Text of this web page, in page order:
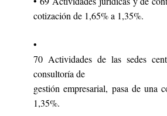
cotización de 1,65% a 1,35%.
•
70 Actividades de las sedes
consultoría de
gestión empresarial, pasa de una
1,35%.